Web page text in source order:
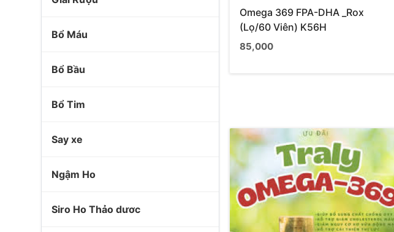
Bổ Máu
Bổ Bầu
Bổ Tim
Say xe
Ngậm Ho
Siro Ho Thảo dươc
Omega 369 FPA-DHA _Rox
(Lọ/60 Viên) K56H
85,000